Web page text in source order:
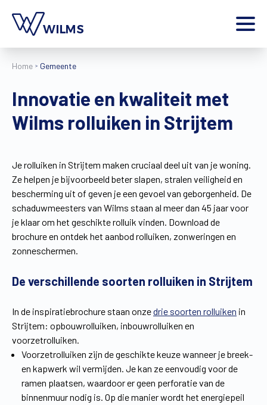
Vind een verdeler Offerte op maat
Gratis brochure
Home
Producten
Contact
Extra
Jobs
Wilms World
NL
Home Gemeente
Innovatie en kwaliteit met
Wilms rolluiken in Strijtem
Je rolluiken in Strijtem maken cruciaal deel uit van je woning.
Ze helpen je bijvoorbeeld beter slapen, stralen veiligheid en
bescherming uit of geven je een gevoel van geborgenheid. De
schaduwmeesters van Wilms staan al meer dan 45 jaar voor
je klaar om het geschikte rolluik vinden. Download de
brochure en ontdek het aanbod rolluiken, zonweringen en
zonneschermen.
De verschillende soorten rolluiken in Strijtem
In de inspiratiebrochure staan onzedrie soorten rolluiken in
Strijtem: opbouwrolluiken, inbouwrolluiken en
voorzetrolluiken.
Voorzetrolluiken zijn de geschikte keuze wanneer je breek-
en kapwerk wil vermijden. Je kan ze eenvoudig voor de
ramen plaatsen, waardoor er geen perforatie van de
binnenmuur nodig is. Op die manier wordt het energiepeil